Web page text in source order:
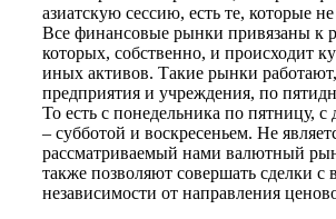
азиатскую сессию, есть те, которые
Все финансовые рынки привязаны к
которых, собственно, и происходит
иных активов. Такие рынки
предприятия и учреждения, по
То есть с понедельника по пятницу,
– субботой и воскресеньем. Не
рассматриваемый нами валютный
также позволяют совершать сделки
независимости от направления